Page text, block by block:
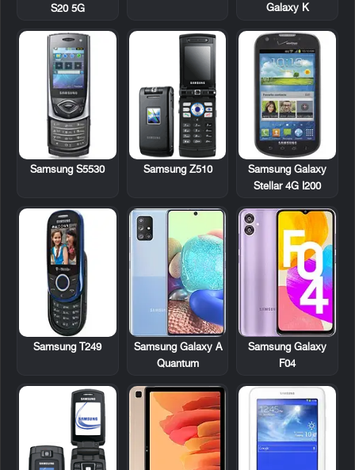
Galaxy K
S20 5G
Samsung Galaxy
Stellar 4G I200
Samsung Z510
Samsung S5530
Samsung Galaxy
F04
Samsung Galaxy A
Quantum
Samsung T249